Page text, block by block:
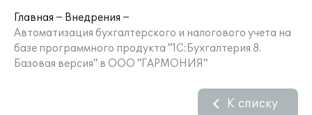
Главная
Внедрения
Автоматизация бухгалтерского и налогового учета на
базе программного продукта "1С:Бухгалтерия 8.
Базовая версия" в ООО "ГАРМОНИЯ"
К списку